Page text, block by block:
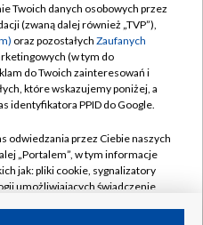
TVP
zgody
Twoich danych osobowych przez
(zwaną dalej również „TVP”),
oraz pozostałych Zaufanych
(w tym do
do Twoich zainteresowań i
które wskazujemy poniżej, a
identyfikatora PPID do Google.
odwiedzania przez Ciebie naszych
„Portalem”, w tym informacje
jak: pliki cookie, sygnalizatory
umożliwiających świadczenie